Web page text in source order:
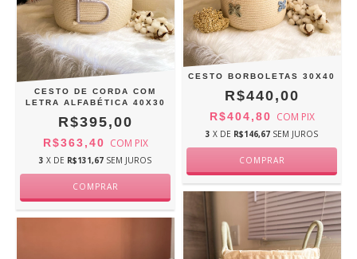
CESTO DE CORDA COM
LETRA ALFABÉTICA 40X30
R$395,00
R$363,40 COM PIX
3 X DE R$131,67 SEM JUROS
CESTO BORBOLETAS 30X40
R$440,00
R$404,80 COM PIX
3 X DE R$146,67 SEM JUROS